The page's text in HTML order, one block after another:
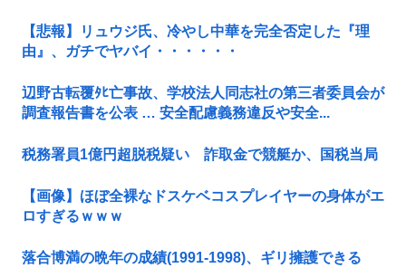
【悲報】リュウジ氏、冷やし中華を完全否定した『理
由』、ガチでヤバイ・・・・・・
辺野古転覆ﾀﾋ亡事故、学校法人同志社の第三者委員会が
調査報告書を公表 … 安全配慮義務違反や安全...
税務署員1億円超脱税疑い 詐取金で競艇か、国税当局
【画像】ほぼ全裸なドスケベコスプレイヤーの身体がエ
ロすぎるｗｗｗ
落合博満の晩年の成績(1991-1998)、ギリ擁護できる